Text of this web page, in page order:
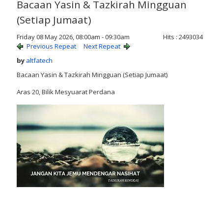
Bacaan Yasin & Tazkirah Mingguan
(Setiap Jumaat)
Friday 08 May 2026, 08:00am - 09:30am
Previous Repeat
Next Repeat
Hits : 2493034
by altfatech
Bacaan Yasin & Tazkirah Mingguan (Setiap Jumaat)
Aras 20, Bilik Mesyuarat Perdana